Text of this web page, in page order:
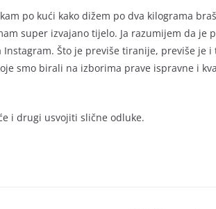
po kući kako dižem po dva kilograma
super izvajano tijelo. Ja razumijem da je
Što je previše tiranije, previše je i
smo birali na izborima prave ispravne i
i drugi usvojiti slične odluke.